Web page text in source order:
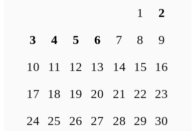
1
2
3
4 5 6 7 8
9
10
11 12 13 14 15
16
17
18 19 20 21 22
23
24
25 26 27 28 29 30